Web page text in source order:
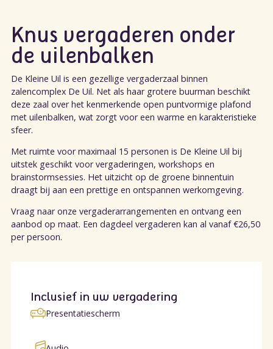
Knus vergaderen onder
de uilenbalken
De Kleine Uil is een gezellige vergaderzaal binnen
zalencomplex De Uil. Net als haar grotere buurman beschikt
deze zaal over het kenmerkende open puntvormige plafond
met uilenbalken, wat zorgt voor een warme en karakteristieke
sfeer.
Met ruimte voor maximaal 15 personen is De Kleine Uil bij
uitstek geschikt voor vergaderingen, workshops en
brainstormsessies. Het uitzicht op de groene binnentuin
draagt bij aan een prettige en ontspannen werkomgeving.
Vraag naar onze vergaderarrangementen en ontvang een
aanbod op maat. Een dagdeel vergaderen kan al vanaf €26,50
per persoon.
Inclusief in uw vergadering
Presentatiescherm